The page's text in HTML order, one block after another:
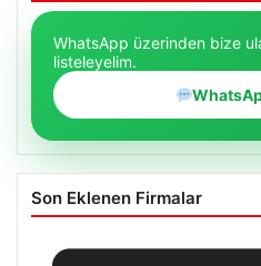
WhatsApp üzerinden bize
listeleyelim.
Son Eklenen Firmalar